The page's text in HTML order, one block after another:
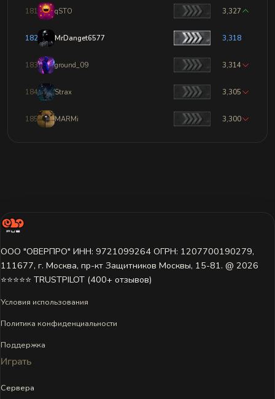
181 qSTO 3,327
182 MrDanget6577 3,318
183 ground_09 3,314
184 Strax 3,305
185 MARMi 3,300
ООО "ОВЕРПРО" ИНН: 9721099264 ОГРН: 1207700190279,
111677, г. Москва, пр-кт Защитников Москвы, 15-81. @ 2026 ㅤ
⭐⭐⭐⭐⭐ TRUSTPILOT (400+ отзывов)
Условия использования
Политика конфиденциальности
Поддержка
Играть
Сервера